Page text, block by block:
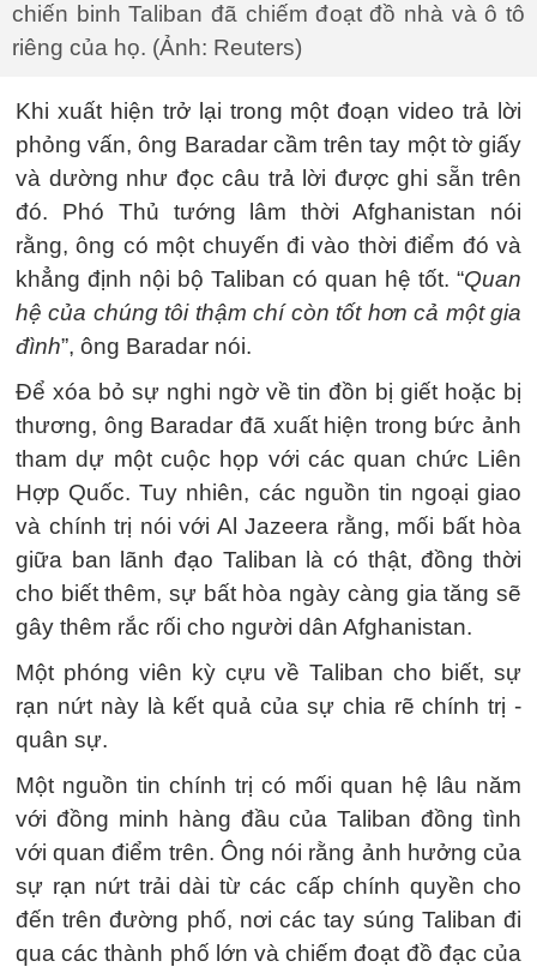
chiến binh Taliban đã chiếm đoạt đồ nhà và ô tô
riêng của họ. (Ảnh: Reuters)
Khi xuất hiện trở lại trong một đoạn video trả lời
phỏng vấn, ông Baradar cầm trên tay một tờ giấy
và dường như đọc câu trả lời được ghi sẵn trên
đó. Phó Thủ tướng lâm thời Afghanistan nói
rằng, ông có một chuyến đi vào thời điểm đó và
khẳng định nội bộ Taliban có quan hệ tốt. “Quan
hệ của chúng tôi thậm chí còn tốt hơn cả một gia
đình”, ông Baradar nói.
Để xóa bỏ sự nghi ngờ về tin đồn bị giết hoặc bị
thương, ông Baradar đã xuất hiện trong bức ảnh
tham dự một cuộc họp với các quan chức Liên
Hợp Quốc. Tuy nhiên, các nguồn tin ngoại giao
và chính trị nói với Al Jazeera rằng, mối bất hòa
giữa ban lãnh đạo Taliban là có thật, đồng thời
cho biết thêm, sự bất hòa ngày càng gia tăng sẽ
gây thêm rắc rối cho người dân Afghanistan.
Một phóng viên kỳ cựu về Taliban cho biết, sự
rạn nứt này là kết quả của sự chia rẽ chính trị -
quân sự.
Một nguồn tin chính trị có mối quan hệ lâu năm
với đồng minh hàng đầu của Taliban đồng tình
với quan điểm trên. Ông nói rằng ảnh hưởng của
sự rạn nứt trải dài từ các cấp chính quyền cho
đến trên đường phố, nơi các tay súng Taliban đi
qua các thành phố lớn và chiếm đoạt đồ đạc của